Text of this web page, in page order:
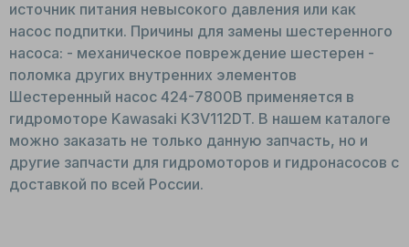
источник питания невысокого давления или как
насос подпитки. Причины для замены шестеренного
насоса: - механическое повреждение шестерен -
поломка других внутренних элементов
Шестеренный насос 424-7800B применяется в
гидромоторе Kawasaki K3V112DT. В нашем каталоге
можно заказать не только данную запчасть, но и
другие запчасти для гидромоторов и гидронасосов с
доставкой по всей России.